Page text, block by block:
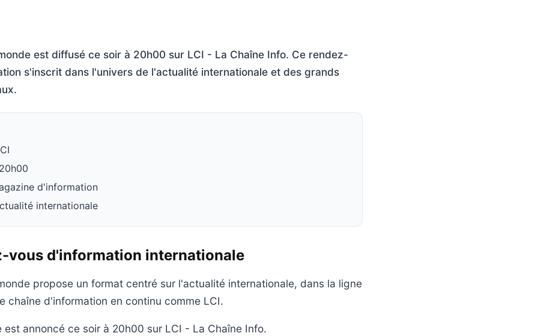
est diffusé ce soir à 20h00 sur LCI - La Chaîne Info. Ce rendez-
s'inscrit dans l'univers de l'actualité internationale et des grands
d'information
internationale
vous d'information internationale
propose un format centré sur l'actualité internationale, dans la ligne
chaîne d'information en continu comme LCI.
est annoncé ce soir à 20h00 sur LCI - La Chaîne Info.